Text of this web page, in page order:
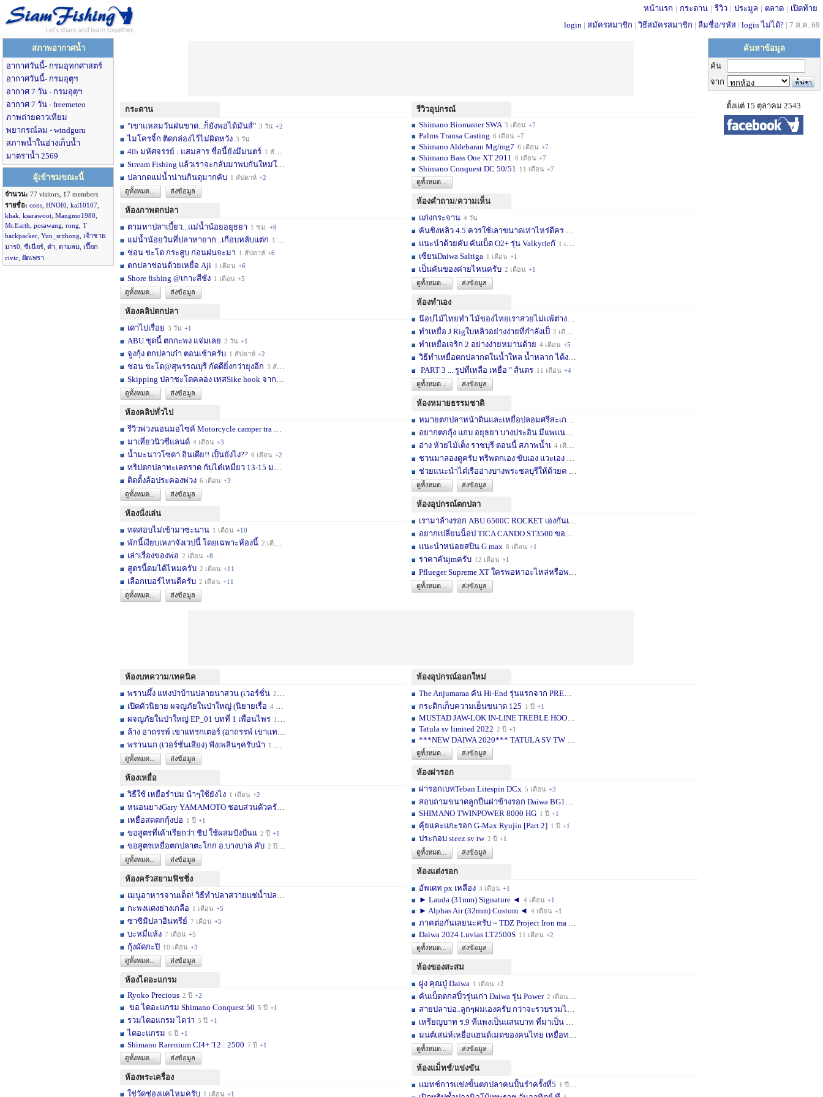
หน้าแรก | กระดาน | รีวิว | ประมูล | ตลาด | เปิดท้าย
login | สมัครสมาชิก | วิธีสมัครสมาชิก | ลืมชื่อ/รหัส | login ไม่ได้? | 7 ส.ค. 69
สภาพอากาศน้ำ
อากาศวันนี้- กรมอุทกศาสตร์
อากาศวันนี้- กรมอุตุฯ
อากาศ 7 วัน - กรมอุตุฯ
อากาศ 7 วัน - freemeteo
ภาพถ่ายดาวเทียม
พยากรณ์ลม - windguru
สภาพน้ำในอ่างเก็บน้ำ
มาตราน้ำ 2569
ผู้เข้าชมขณะนี้
จำนวน: 77 visitors, 17 members
รายชื่อ: cons HNOI0 kai10107
khak ksarawoot Mangmo1980
Mr.Earth posawang rong T
backpacker Yun_srithong เจ้าชาย
มาร0 ซีเนียร์ ดำ ตามลม เปี๊ยก
civic ผัดเพรา
กระดาน
"เขาแหลมวันฝนขาด...ก็ยังพอได้มันส์" 3 วัน +2
ไมโครจิ้ก ติดกล่องไว้ไม่ผิดหวัง 3 วัน
4lb มหัศจรรย์ : แสมสาร ชื่อนี้ยังมีมนตร์ 1 สัปดาห์
Stream Fishing แล้วเราจะกลับมาพบกันใหม่ใ
ปลากดแม่น้ำน่านกินดุมากคับ 1 สัปดาห์ +2
ดูทั้งหมด...
ส่งข้อมูล
ห้องภาพตกปลา
ตามหาปลาเบี้ยว...แม่น้ำน้อยอยุธยา 1 ชม. +9
แม่น้ำน้อยวันที่ปลาหายาก...เกือบหลับแต่ก 1 ชม.
ช่อน ชะโด กระสูบ ก่อนฝนจะมา 1 สัปดาห์ +6
ตกปลาช่อนด้วยเหยื่อ Aji 1 เดือน +6
Shore fishing @เกาะสีชัง 1 เดือน +5
ดูทั้งหมด...
ส่งข้อมูล
ห้องคลิปตกปลา
เดาไปเรื่อย 3 วัน +1
ABU ชุดนี้ ตกกะพง แจ่มเลย 3 วัน +1
จูงกุ้ง ตกปลาเก๋า ตอนเช้าครับ 1 สัปดาห์ +2
ช่อน ชะโด@สุพรรณบุรี กัดดียิ่งกว่ายุงอีก 3 สัปดาห์
Skipping ปลาชะโดคลอง เทสSike hook จากLF
ดูทั้งหมด...
ส่งข้อมูล
ห้องคลิปทั่วไป
รีวิวพ่วงนอนมอไซค์ Motorcycle camper tra
มาเที่ยวนิวซีแลนด์ 4 เดือน +3
น้ำมะนาวโซดา อินเดีย!! เป็นยังไง?? 6 เดือน +2
ทริปตกปลาทะเลตราด กับไต๋เหมี่ยว 13-15 มก
ติดตั้งล้อประคองพ่วง 6 เดือน +3
ดูทั้งหมด...
ส่งข้อมูล
ห้องนั่งเล่น
ทดสอบไม่เข้ามาซะนาน 1 เดือน +10
พักนี้เงียบเหงาจังเวปนี้ โดยเฉพาะห้องนี้ 2 เดือน
เล่าเรื่องของพ่อ 2 เดือน +8
สูตรนี้ดมได้ไหมครับ 2 เดือน +11
เลือกเบอร์ไหนดีครับ 2 เดือน +11
ดูทั้งหมด...
ส่งข้อมูล
รีวิวอุปกรณ์
Shimano Biomaster SWA 3 เดือน +7
Palms Transa Casting 6 เดือน +7
Shimano Aldebaran Mg/mg7 6 เดือน +7
Shimano Bass One XT 2011 8 เดือน +7
Shimano Conquest DC 50/51 11 เดือน +7
ดูทั้งหมด...
ห้องคำถาม/ความเห็น
แก่งกระจาน 4 วัน
คันชิงหลิว 4.5 ควรใช้เลาขนาดเท่าไหร่ดีคร
แนะนำด้วยคับ คันเบ็ด O2+ รุ่น Valkyrieกั 1 เดือน
เซียนDaiwa Saltiga 1 เดือน +1
เป็นคันของค่ายไหนครับ 2 เดือน +1
ดูทั้งหมด...
ส่งข้อมูล
ห้องทำเอง
น๊อปไม้ไทยทำ ไม้ของไทยเราสวยไม่แพ้ต่างชา
ทำเหยื่อ J Rigใบหลิวอย่างง่ายที่กำลังเป็ 2 เดือน
ทำเหยื่อเจริก 2 อย่างง่ายหมานด้วย 4 เดือน +5
วิธีทำเหยื่อตกปลากดในน้ำใหล น้ำหลาก ได้ง
PART 3 ... รูปที่เหลือ เหยื่อ " ส้นตร 11 เดือน +4
ดูทั้งหมด...
ส่งข้อมูล
ห้องหมายธรรมชาติ
หมายตกปลาหน้าดินและเหยื่อปลอมศรีสะเกษครั
อยากตกกุ้ง แถบ อยุธยา บางประอิน มีแพแนะน
อ่าง ห้วยไม้เต็ง ราชบุรี ตอนนี้ สภาพน้ำเ 4 เดือน
ชวนมาลองดูครับ ทริพตกเอง ขับเอง แวะเอง จ
ช่วยแนะนำไต๋เรืออ่างบางพระชลบุรีให้ด้วยค
ดูทั้งหมด...
ส่งข้อมูล
ห้องอุปกรณ์ตกปลา
เรามาล้างรอก ABU 6500C ROCKET เองกันเถอ
อยากเปลี่ยนน็อป TICA CANDO ST3500 ขอคำแน
แนะนำหน่อยสปิน G max 8 เดือน +1
ราคาคันjmครับ 12 เดือน +1
Pflueger Supreme XT ใครพอหาอะไหล่หรือพอซ
ดูทั้งหมด...
ส่งข้อมูล
ห้องบทความ/เทคนิค
พรานผึ้ง แห่งป่าบ้านปลายนาสวน (เวอร์ชั่น 2 เดือน
เปิดตัวนิยาย ผจญภัยในป่าใหญ่ (นิยายเรื่อ 4 เดือน
ผจญภัยในป่าใหญ่ EP_01 บทที่ 1 เพื่อนไพร 11 เดือน
ล้าง อาถรรพ์ เขาแทรกเตอร์ (อาถรรพ์ เขาแท
พรานนก (เวอร์ชั่นเสียง) ฟังเพลินๆครับน้า 1 ปี
ดูทั้งหมด...
ส่งข้อมูล
ห้องเหยื่อ
วิธืใช้ เหยื่อรำบ่ม น้าๆใช้ยังไง 1 เดือน +2
หนอนยางGary YAMAMOTO ชอบส่วนตัวครับ... เ
เหยื่อสดตกกุ้งบ่อ 1 ปี +1
ขอสูตรที่เค้าเรียกว่า ชิป ใช้ผสมปังปั่นแ 2 ปี +1
ขอสูตรเหยื่อตกปลาตะโกก อ.บางบาล คับ 2 ปี
ดูทั้งหมด...
ส่งข้อมูล
ห้องครัวสยามฟิชชิ่ง
เมนูอาหารจานเด็ด! วิธีทำปลาสวายแช่น้ำปลา
กะพงแดงย่างเกลือ 1 เดือน +5
ซาซิมิปลาอินทรีย์ 7 เดือน +5
บะหมี่แห้ง 7 เดือน +5
กุ้งผัดกะปิ 10 เดือน +3
ดูทั้งหมด...
ส่งข้อมูล
ห้องไดอะแกรม
Ryoko Precious 2 ปี +2
ขอ ไดอะแกรม Shimano Conquest 50 5 ปี +1
รวมไดอแกรม ไดว่า 5 ปี +1
ไดอะแกรม 6 ปี +1
Shimano Rarenium CI4+ '12 : 2500 7 ปี +1
ดูทั้งหมด...
ส่งข้อมูล
ห้องพระเครื่อง
ใช่วัดช่องแคไหมครับ 1 เดือน +1
ห้องอุปกรณ์ออกใหม่
The Anjumaraa คัน Hi-End รุ่นแรกจาก PREY
กระติกเก็บความเย็นขนาด 125 1 ปี +1
MUSTAD JAW-LOK IN-LINE TREBLE HOOK - 5X
Tatula sv limited 2022 2 ปี +1
***NEW DAIWA 2020*** TATULA SV TW
ดูทั้งหมด...
ส่งข้อมูล
ห้องผ่ารอก
ผ่ารอกเบทTeban Litespin DCx 5 เดือน +3
สอบถามขนาดลูกปืนฝาข้างรอก Daiwa BG10
SHIMANO TWINPOWER 8000 HG 1 ปี +1
คุ้ยแคะแกะรอก G-Max Ryujin [Part.2] 1 ปี +1
ประกอบ steez sv tw 2 ปี +1
ดูทั้งหมด...
ส่งข้อมูล
ห้องแต่งรอก
อัพเดท px เหลือง 3 เดือน +1
► Lauda (31mm) Signature ◄ 4 เดือน +1
► Alphas Air (32mm) Custom ◄ 4 เดือน +1
ภาคต่อกันเลยนะครับ ~ TDZ Project Iron ma
Daiwa 2024 Luvias LT2500S 11 เดือน +2
ดูทั้งหมด...
ส่งข้อมูล
ห้องของสะสม
ฝูง คุณปู่ Daiwa 1 เดือน +2
คันเบ็ดตกสปิ๋วรุ่นเก่า Daiwa รุ่น Power 2 เดือน
สายปลาบ่อ..ลูกๆผมเองครับ กว่าจะรวบรวมได้
เหรียญบาท ร.9 ที่แพงเป็นแสนบาท ที่มาเป็น
มนต์เสน่ห์เหยื่อแฮนด์เมดของคนไทย เหยื่อท
ดูทั้งหมด...
ส่งข้อมูล
ห้องแม็ทช์/แข่งขัน
แมทช์การแข่งขั้นตกปลาคนปั้นรำครั้งที่5 1 ปี
ค้นหาข้อมูล
ค้น
จาก
ตั้งแต่ 15 ตุลาคม 2543